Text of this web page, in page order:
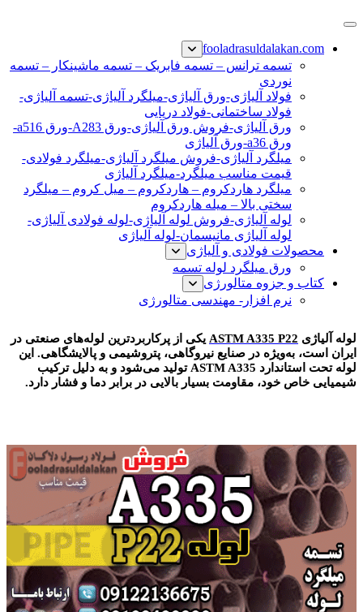
پرش
محتوا
نبشی فولادی-ناودانی فولادی-قیمت ورق-قیمت فولاد
fooladrasuldalakan.com
تسمه ترانس – تسمه فابریک – تسمه ماشینکار – تسمه
نوردی
فولاد آلیاژی-ورق آلیاژی-میلگرد آلیاژی-تسمه آلیاژی-
فولاد ساختمانی-فولاد دریایی
ورق آلیاژی-فروش ورق آلیاژی-ورق A283-ورق a516-
ورق a36-ورق آلیاژی
میلگرد آلیاژی-فروش میلگرد آلیاژی-میلگرد فولادی-
قیمت مناسب میلگرد-میلگرد آلیاژی
میلگرد هاردکروم – هاردکروم – میل کروم – میلگرد
سختی بالا – میله هاردکروم
لوله آلیاژی-فروش لوله آلیاژی-لوله فولادی آلیاژی-
لوله آلیاژی مانیسمان-لوله آلیاژی
محصولات فولادی و آلیاژی
ورق میلگرد لوله تسمه
کتاب و جزوه متالورژی
نرم افزار- مهندسی متالورژی
لوله آلیاژی ASTM A335 P22 یکی از پرکاربردترین لوله‌های صنعتی در
ایران است، به‌ویژه در صنایع نیروگاهی، پتروشیمی و پالایشگاهی. این
لوله تحت استاندارد ASTM A335 تولید می‌شود و به دلیل ترکیب
شیمیایی خاص خود، مقاومت بسیار بالایی در برابر دما و فشار دارد.